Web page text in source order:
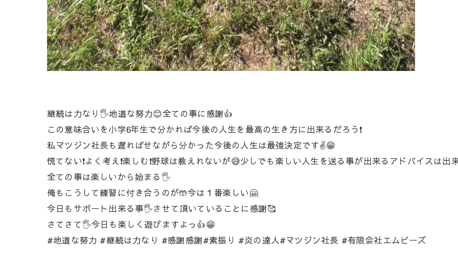
継続は力なり🖐️地道な努力😊全ての事に感謝👍
この意味合いを小学6年生で分かれば今後の人生を最高の生き方に出来るだろう❗
私マツジン社長も遅ればせながら分かった今後の人生は最強決定です✌️😁
慌てない❗よく考え❗楽しむ❗野球は教えれないが😅少しでも楽しい人生を送る事が出来るアドバイスは
全ての事は楽しいから始まる🖐️
俺もこうして練習に付き合うのが🤲今は１番楽しい🤗
今日もサポート出来る事🖐️させて頂いていることに感謝🥰
さてさて🖐️今日も楽しく遊びますよっ👍😁
#地道な努力 #継続は力なり #感謝感謝#素振り #炎の達人#マツジン社長 #有限会社エムビーズ